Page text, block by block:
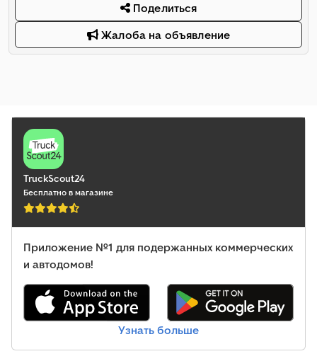
Поделиться
Жалоба на объявление
TruckScout24
Бесплатно в магазине
Приложение №1 для подержанных коммерческих
и автодомов!
Узнать больше